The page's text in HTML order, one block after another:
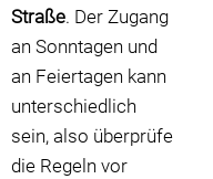
Straße. Der Zugang
an Sonntagen und
an Feiertagen kann
unterschiedlich
sein, also überprüfe
die Regeln vor